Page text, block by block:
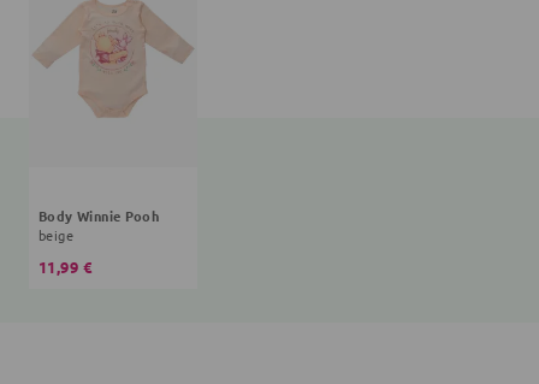
Body Winnie Pooh
beige
11,99 €